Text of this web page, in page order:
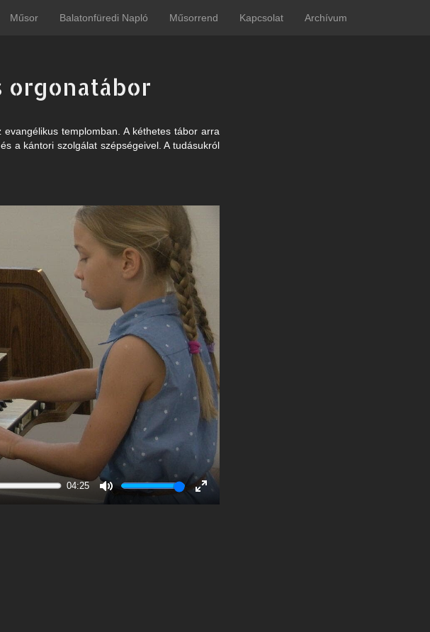
Műsor Balatonfüredi Napló Műsorrend Kapcsolat Archívum
templomban. A kéthetes tábor arra
a kántori szolgálat szépségeivel. A tudásukról
04:25